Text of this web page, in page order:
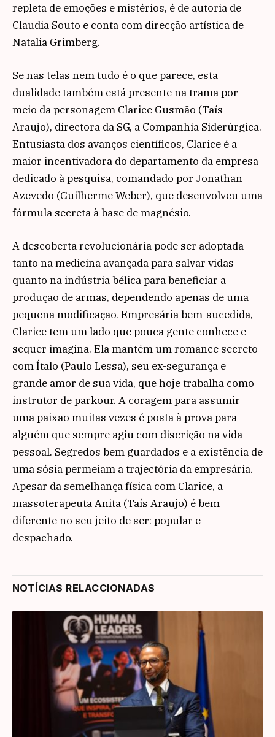
repleta de emoções e mistérios, é de autoria de
Claudia Souto e conta com direcção artística de
Natalia Grimberg.
Se nas telas nem tudo é o que parece, esta
dualidade também está presente na trama por
meio da personagem Clarice Gusmão (Taís
Araujo), directora da SG, a Companhia Siderúrgica.
Entusiasta dos avanços científicos, Clarice é a
maior incentivadora do departamento da empresa
dedicado à pesquisa, comandado por Jonathan
Azevedo (Guilherme Weber), que desenvolveu uma
fórmula secreta à base de magnésio.
A descoberta revolucionária pode ser adoptada
tanto na medicina avançada para salvar vidas
quanto na indústria bélica para beneficiar a
produção de armas, dependendo apenas de uma
pequena modificação. Empresária bem-sucedida,
Clarice tem um lado que pouca gente conhece e
sequer imagina. Ela mantém um romance secreto
com Ítalo (Paulo Lessa), seu ex-segurança e
grande amor de sua vida, que hoje trabalha como
instrutor de parkour. A coragem para assumir
uma paixão muitas vezes é posta à prova para
alguém que sempre agiu com discrição na vida
pessoal. Segredos bem guardados e a existência de
uma sósia permeiam a trajectória da empresária.
Apesar da semelhança física com Clarice, a
massoterapeuta Anita (Taís Araujo) é bem
diferente no seu jeito de ser: popular e
despachado.
NOTÍCIAS RELACCIONADAS